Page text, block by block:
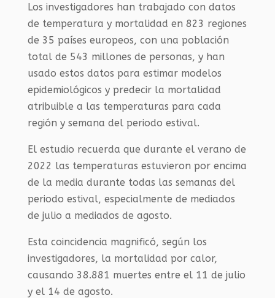
Los investigadores han trabajado con datos
de temperatura y mortalidad en 823 regiones
de 35 países europeos, con una población
total de 543 millones de personas, y han
usado estos datos para estimar modelos
epidemiológicos y predecir la mortalidad
atribuible a las temperaturas para cada
región y semana del periodo estival.
El estudio recuerda que durante el verano de
2022 las temperaturas estuvieron por encima
de la media durante todas las semanas del
periodo estival, especialmente de mediados
de julio a mediados de agosto.
Esta coincidencia magnificó, según los
investigadores, la mortalidad por calor,
causando 38.881 muertes entre el 11 de julio
y el 14 de agosto.